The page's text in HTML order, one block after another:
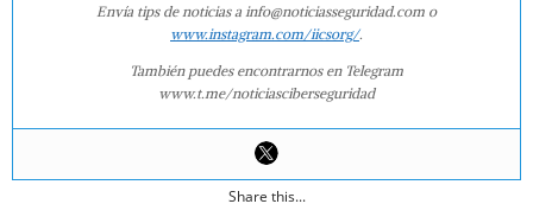
Envía tips de noticias a info@noticiasseguridad.com o
www.instagram.com/iicsorg/.
También puedes encontrarnos en Telegram
www.t.me/noticiasciberseguridad
Share this...